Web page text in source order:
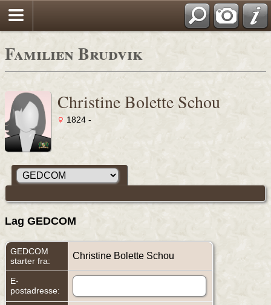
Familien Brudvik
Christine Bolette Schou
1824 -
Lag GEDCOM
GEDCOM
starter fra:
Christine Bolette Schou
E-
postadresse: